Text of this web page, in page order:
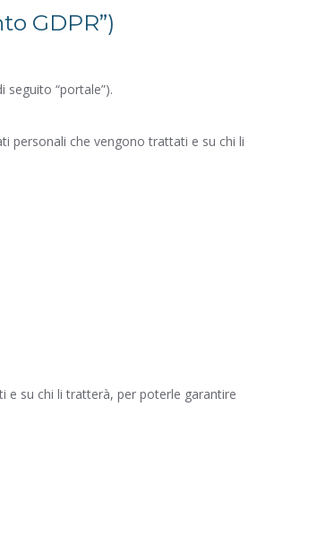
GDPR”)
seguito “portale”).
personali che vengono trattati e su chi li
e su chi li tratterà, per poterle garantire